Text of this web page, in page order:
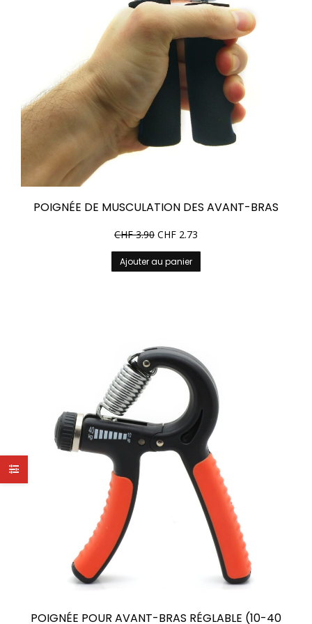
POIGNÉE DE MUSCULATION DES AVANT-BRAS
CHF3.90 CHF 2.73
Ajouter au panier
POIGNÉE POUR AVANT-BRAS RÉGLABLE (10-40